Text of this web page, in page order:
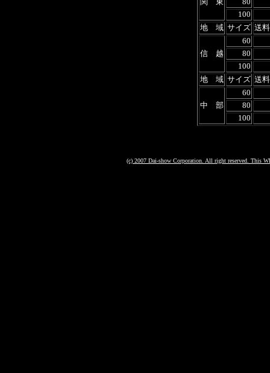
関 東
80
100
地 域 サイズ 送
信 越
60
80
100
地 域 サイズ 送
中 部
60
80
100
(c) 2007 Dai-show Corporation. All right reserved. This